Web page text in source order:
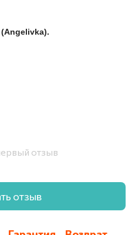
(Аngelivka).
отзыв
отзыв